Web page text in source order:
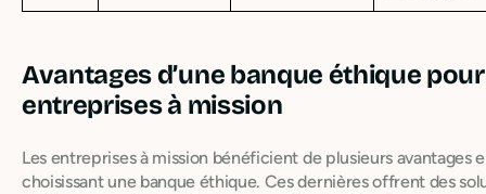
Avantages d’une banque éthique
entreprises à mission
Les entreprises à mission bénéficient de plusieurs avantages
choisissant une banque éthique. Ces dernières offrent des